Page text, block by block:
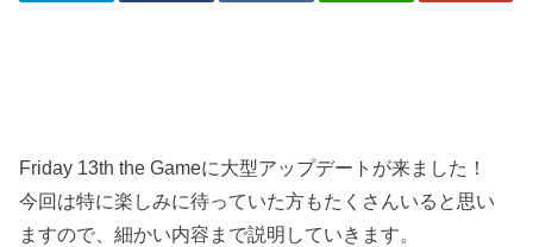
Friday 13th the Gameに大型アップデートが来ました！
今回は特に楽しみに待っていた方もたくさんいると思い
ますので、細かい内容まで説明していきます。